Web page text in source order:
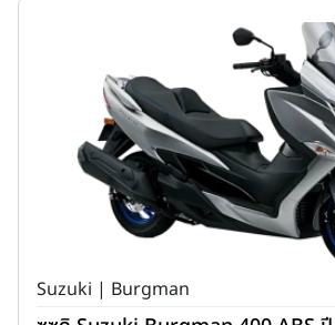
Suzuki | Burgman